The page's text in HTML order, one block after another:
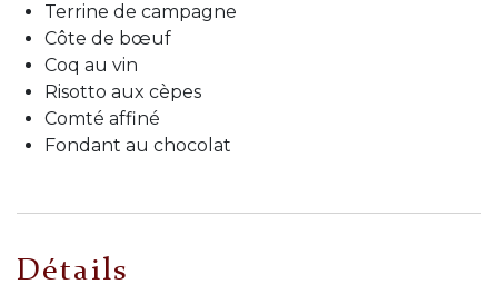
Terrine de campagne
Côte de bœuf
Coq au vin
Risotto aux cèpes
Comté affiné
Fondant au chocolat
Détails